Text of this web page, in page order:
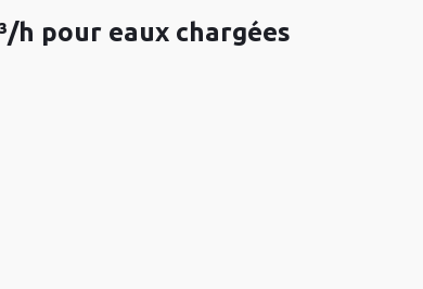
h pour eaux chargées